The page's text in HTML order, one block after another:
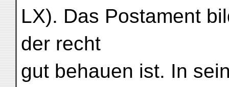
LX). Das Postament
der recht
gut behauen ist. In